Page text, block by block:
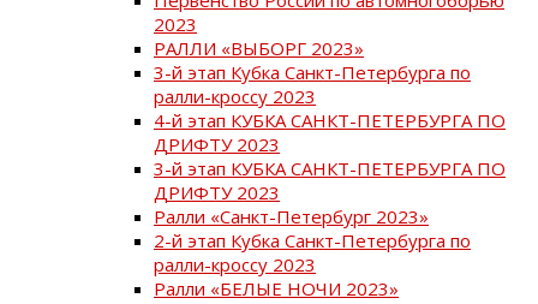
2023
РАЛЛИ «ВЫБОРГ 2023»
3-й этап Кубка Санкт-Петербурга по
ралли-кроссу 2023
4-й этап КУБКА САНКТ-ПЕТЕРБУРГА ПО
ДРИФТУ 2023
3-й этап КУБКА САНКТ-ПЕТЕРБУРГА ПО
ДРИФТУ 2023
Ралли «Санкт-Петербург 2023»
2-й этап Кубка Санкт-Петербурга по
ралли-кроссу 2023
Ралли «БЕЛЫЕ НОЧИ 2023»